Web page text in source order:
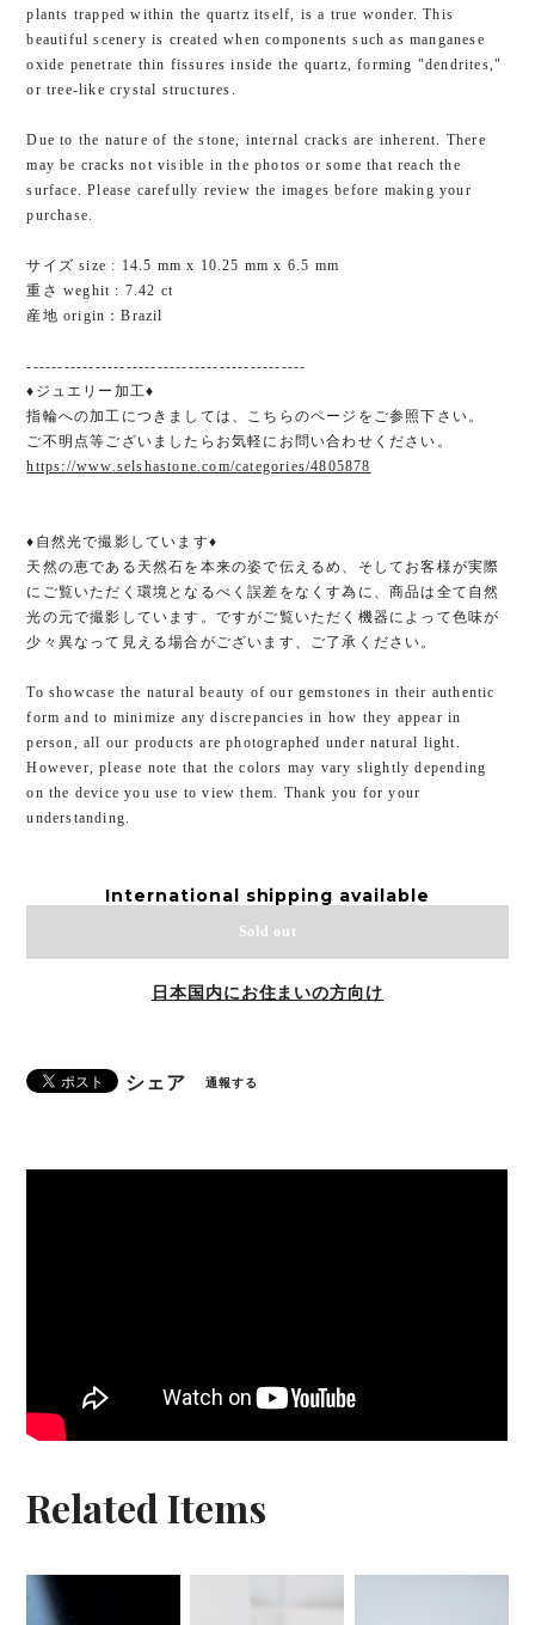
plants trapped within the quartz itself, is a true wonder. This
beautiful scenery is created when components such as manganese
oxide penetrate thin fissures inside the quartz, forming "dendrites,"
or tree-like crystal structures.
Due to the nature of the stone, internal cracks are inherent. There
may be cracks not visible in the photos or some that reach the
surface. Please carefully review the images before making your
purchase.
サイズ size : 14.5 mm x 10.25 mm x 6.5 mm
重さ weghit : 7.42 ct
産地 origin：Brazil
---------------------------------------------
♦ジュエリー加工♦
指輪への加工につきましては、こちらのページをご参照下さい。
ご不明点等ございましたらお気軽にお問い合わせください。
https://www.selshastone.com/categories/4805878
♦自然光で撮影しています♦
天然の恵である天然石を本来の姿で伝えるめ、そしてお客様が実際
にご覧いただく環境となるべく誤差をなくす為に、商品は全て自然
光の元で撮影しています。ですがご覧いただく機器によって色味が
少々異なって見える場合がございます、ご了承ください。
To showcase the natural beauty of our gemstones in their authentic
form and to minimize any discrepancies in how they appear in
person, all our products are photographed under natural light.
However, please note that the colors may vary slightly depending
on the device you use to view them. Thank you for your
understanding.
International shipping available
Sold out
日本国内にお住まいの方向け
シェア 通報する
Related Items